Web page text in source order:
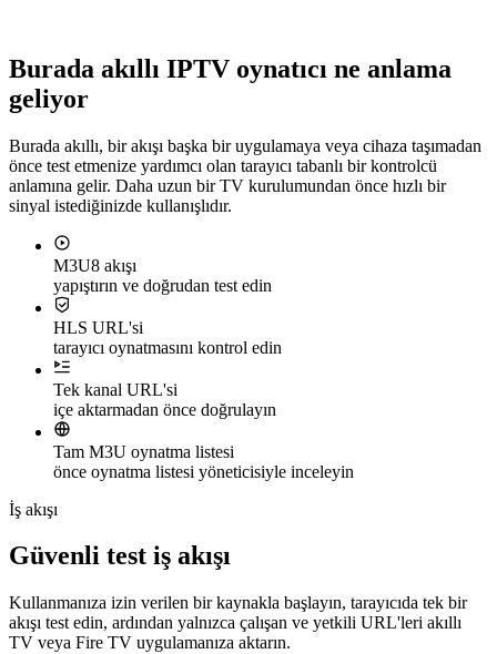
Burada akıllı IPTV oynatıcı ne anlama
geliyor
Burada akıllı, bir akışı başka bir uygulamaya veya cihaza taşımadan
önce test etmenize yardımcı olan tarayıcı tabanlı bir kontrolcü
anlamına gelir. Daha uzun bir TV kurulumundan önce hızlı bir
sinyal istediğinizde kullanışlıdır.
M3U8 akışı
yapıştırın ve doğrudan test edin
HLS URL'si
tarayıcı oynatmasını kontrol edin
Tek kanal URL'si
içe aktarmadan önce doğrulayın
Tam M3U oynatma listesi
önce oynatma listesi yöneticisiyle inceleyin
İş akışı
Güvenli test iş akışı
Kullanmanıza izin verilen bir kaynakla başlayın, tarayıcıda tek bir
akışı test edin, ardından yalnızca çalışan ve yetkili URL'leri akıllı
TV veya Fire TV uygulamanıza aktarın.